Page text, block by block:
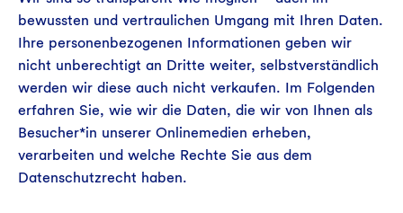
bewussten und vertraulichen Umgang mit Ihren Daten.
Ihre personenbezogenen Informationen geben wir
nicht unberechtigt an Dritte weiter, selbstverständlich
werden wir diese auch nicht verkaufen. Im Folgenden
erfahren Sie, wie wir die Daten, die wir von Ihnen als
Besucher*in unserer Onlinemedien erheben,
verarbeiten und welche Rechte Sie aus dem
Datenschutzrecht haben.